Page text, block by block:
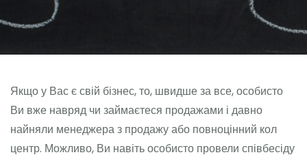
Якщо у Вас є свій бізнес, то, швидше за все, особисто
Ви вже навряд чи займаєтеся продажами і давно
найняли менеджера з продажу або повноцінний кол
центр. Можливо, Ви навіть особисто провели співбесіду